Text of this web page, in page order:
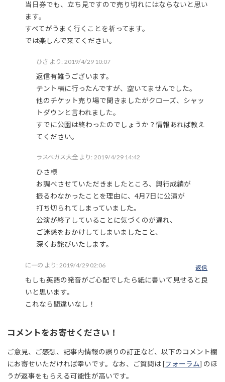
当日券でも、立ち見ですので売り切れにはならないと思い
ます。
すべてがうまく行くことを祈ってます。
では楽しんで来てください。
ひさ より: 2019/4/29 10:07
返信有難うございます。
テント横に行ったんですが、空いてませんでした。
他のチケット売り場で聞きましたがクローズ、シャッ
トダウンと言われました。
すでに公園は終わったのでしょうか？情報あれば教え
てください。
ラスベガス大全 より: 2019/4/29 14:42
ひさ様
お調べさせていただきましたところ、興行成績が
振るわなかったことを理由に、4月7日に公演が
打ち切られてしまっていました。
公演が終了していることに気づくのが遅れ、
ご迷惑をおかけしてしまいましたこと、
深くお詫びいたします。
にーの より: 2019/4/29 02:06
もしも英語の発音がご心配でしたら紙に書いて見せると良
いと思います。
これなら間違いなし！
返信
コメントをお寄せください！
ご意見、ご感想、記事内情報の誤りの訂正など、以下のコメント欄
にお寄せいただければ幸いです。なお、ご質問は [フォーラム] のほ
うが返事をもらえる可能性が高いです。